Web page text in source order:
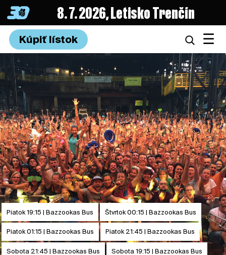
8. 7. 2026, Letisko Trenčín
Kúpiť lístok ☰
Sobota 21:45 | Bazzookas Bus Sobota 19:15 | Bazzookas Bus
Piatok 01:15 | Bazzookas Bus Piatok 21:45 | Bazzookas Bus
Piatok 19:15 | Bazzookas Bus Štvrtok 00:15 | Bazzookas Bus